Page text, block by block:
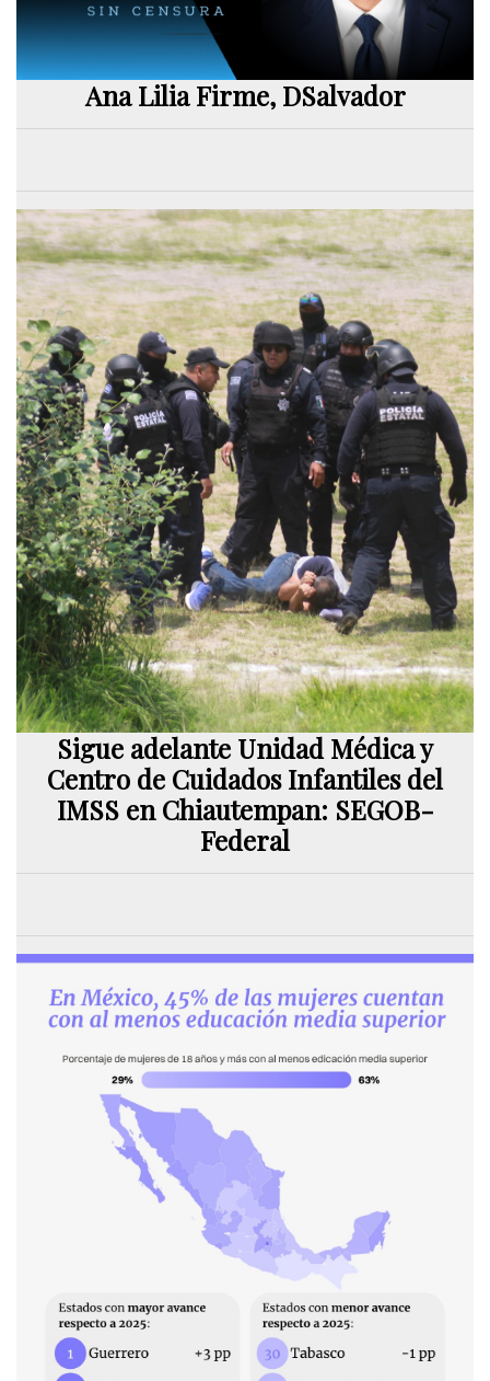
Ana Lilia Firme, DSalvador
Sigue adelante Unidad Médica y
Centro de Cuidados Infantiles del
IMSS en Chiautempan: SEGOB-
Federal